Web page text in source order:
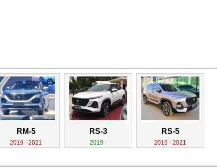
RM-5
2019 - 2021
RS-3
2019 -
RS-5
2019 - 2021